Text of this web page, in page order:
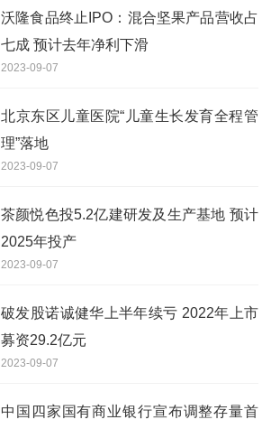
沃隆食品终止IPO：混合坚果产品营收占
七成 预计去年净利下滑
2023-09-07
北京东区儿童医院“儿童生长发育全程管
理”落地
2023-09-07
茶颜悦色投5.2亿建研发及生产基地 预计
2025年投产
2023-09-07
破发股诺诚健华上半年续亏 2022年上市
募资29.2亿元
2023-09-07
中国四家国有商业银行宣布调整存量首